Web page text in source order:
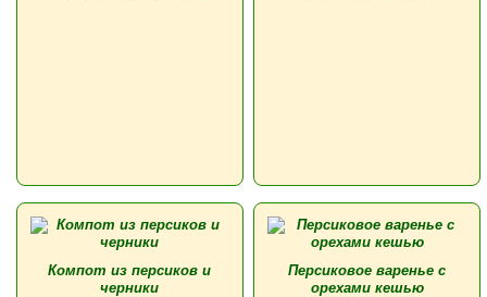
Компот из персиков и
черники
Персиковое варенье с
орехами кешью